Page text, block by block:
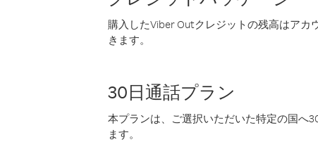
購入したViber Outクレジットの残高はア
きます。
30日通話プラン
本プランは、ご選択いただいた特定の国へ
ます。